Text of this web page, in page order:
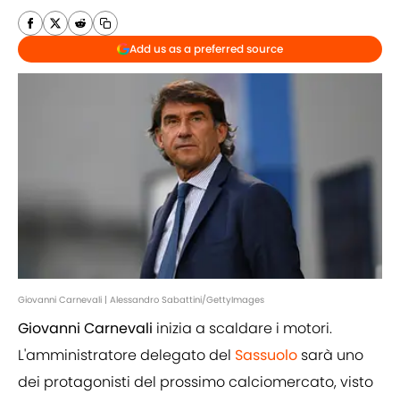
Add us as a preferred source
Giovanni Carnevali | Alessandro Sabattini/GettyImages
Giovanni Carnevali inizia a scaldare i motori.
L'amministratore delegato del Sassuolo sarà uno
dei protagonisti del prossimo calciomercato, visto